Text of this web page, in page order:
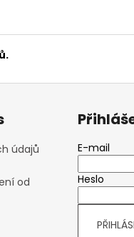
údajů
od
E-mail
Heslo